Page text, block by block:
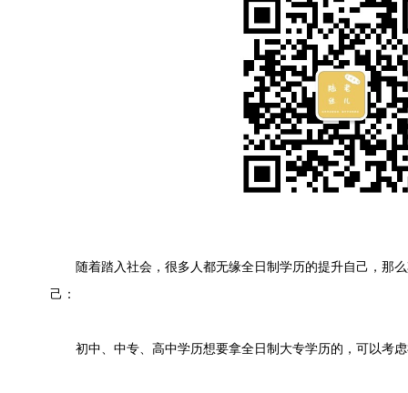
随着踏入社会，很多人都无缘全日制学历的提升自己，那么
己：
初中、中专、高中学历想要拿全日制大专学历的，可以考虑